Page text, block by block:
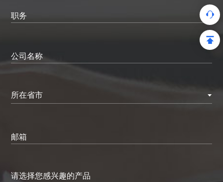
职务
公司名称
所在省市
邮箱